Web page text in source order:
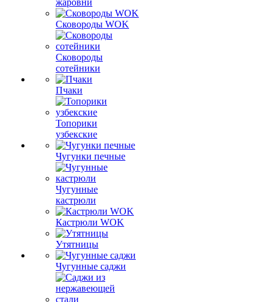
жаровни
Сковороды WOK
Сковороды
сотейники
Пчаки
Топорики
узбекские
Чугунки печные
Чугунные
кастрюли
Кастрюли WOK
Утятницы
Чугунные саджи